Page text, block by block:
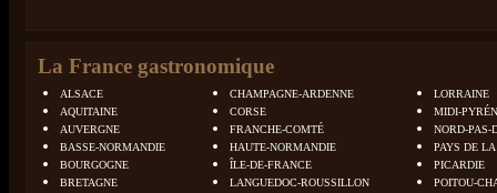
La France gastronomique
ALSACE
AQUITAINE
AUVERGNE
BASSE-NORMANDIE
BOURGOGNE
BRETAGNE
CHAMPAGNE-ARDENNE
CORSE
FRANCHE-COMTÉ
HAUTE-NORMANDIE
ÎLE-DE-FRANCE
LANGUEDOC-ROUSSILLON
LORRAINE
MIDI-
NORD-PAS-
PAYS DE
PICARDIE
POITOU-